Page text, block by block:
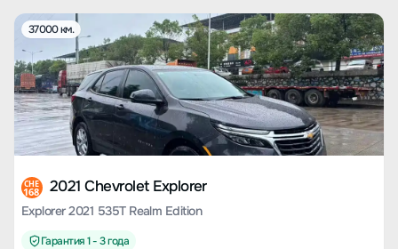
37000 км.
CHE
168 2021 Chevrolet Explorer
Explorer 2021 535T Realm Edition
Гарантия 1 - 3 года